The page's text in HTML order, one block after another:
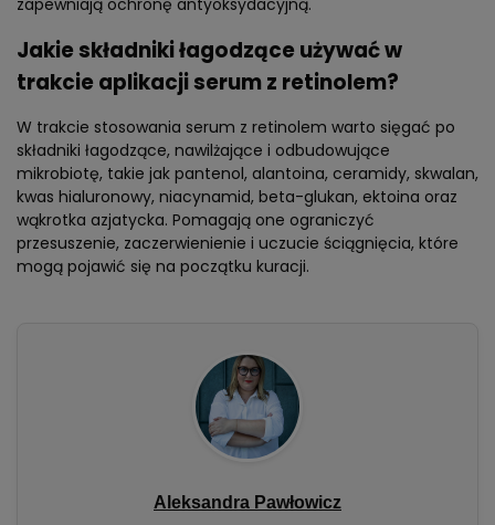
Jakie składniki łagodzące używać w
trakcie aplikacji serum z retinolem?
W trakcie stosowania serum z retinolem warto sięgać po
składniki łagodzące, nawilżające i odbudowujące
mikrobiotę, takie jak pantenol, alantoina, ceramidy, skwalan,
kwas hialuronowy, niacynamid, beta-glukan, ektoina oraz
wąkrotka azjatycka. Pomagają one ograniczyć
przesuszenie, zaczerwienienie i uczucie ściągnięcia, które
mogą pojawić się na początku kuracji.
Aleksandra Pawłowicz